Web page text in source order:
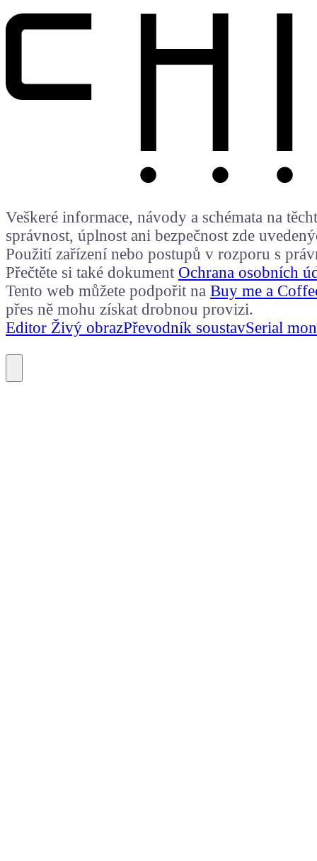
Veškeré informace, návody a schémata na
správnost, úplnost ani bezpečnost zde
Použití zařízení nebo postupů v rozporu s
Přečtěte si také dokument Ochrana osobních
Tento web můžete podpořit na Buy me a
přes ně mohu získat drobnou provizi.
Editor Živý obrazPřevodník soustavSerial